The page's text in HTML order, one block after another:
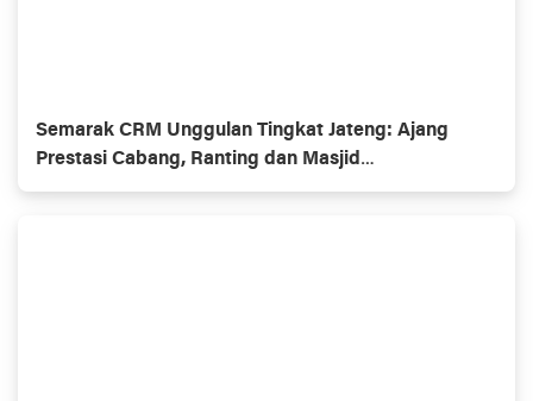
Semarak CRM Unggulan Tingkat Jateng: Ajang
Prestasi Cabang, Ranting dan Masjid
Muhammadiyaĥ